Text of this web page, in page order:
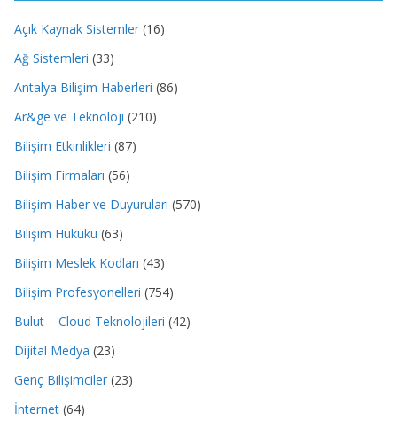
Açık Kaynak Sistemler (16)
Ağ Sistemleri (33)
Antalya Bilişim Haberleri (86)
Ar&ge ve Teknoloji (210)
Bilişim Etkinlikleri (87)
Bilişim Firmaları (56)
Bilişim Haber ve Duyuruları (570)
Bilişim Hukuku (63)
Bilişim Meslek Kodları (43)
Bilişim Profesyonelleri (754)
Bulut – Cloud Teknolojileri (42)
Dijital Medya (23)
Genç Bilişimciler (23)
İnternet (64)